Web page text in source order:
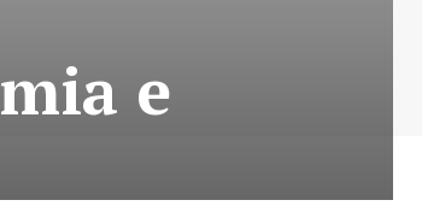
e